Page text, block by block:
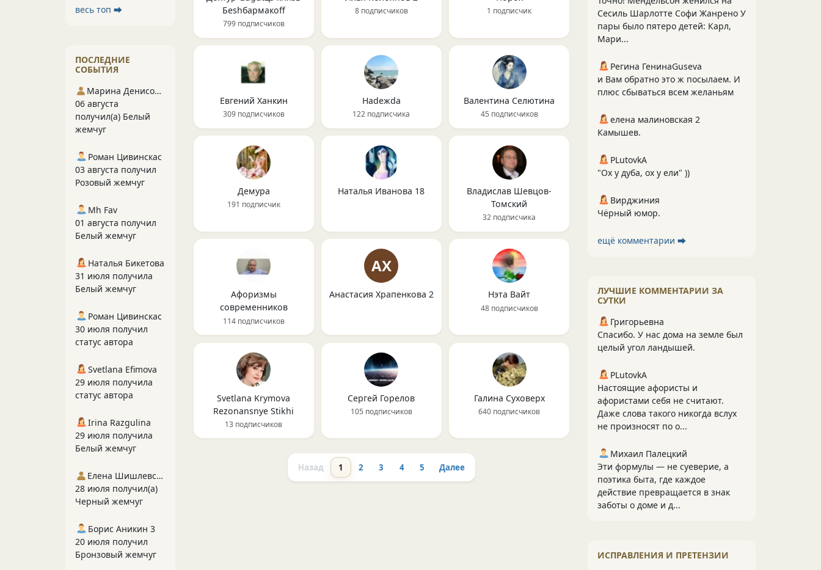
Беshбармакоff
799 подписчиков
8 подписчиков 1 подписчик
Евгений Ханкин
309 подписчиков
Нadeжda
122 подписчика
Валентина Селютина
45 подписчиков
Демура
191 подписчик
Наталья Иванова 18
Владислав Шевцов-
Томский
32 подписчика
Афоризмы
современников
114 подписчиков
АХ
Анастасия Храпенкова 2 Нэта Вайт
48 подписчиков
Svetlana Krymova
Rezonansnye Stikhi
13 подписчиков
Сергей Горелов
105 подписчиков
Галина Суховерх
640 подписчиков
Назад 1 2 3 4 5 Далее
Сесиль Шарлотте Софи Жанрено У
пары было пятеро детей: Карл,
Мари...
Регина ГенинаGuseva
и Вам обратно это ж посылаем. И
плюс сбываться всем желаньям
елена малиновская 2
Камышев.
PLutоvkА
"Ох у дуба, ох у ели" ))
Вирджиния
Чёрный юмор.
ещё комментарии ⮕
ЛУЧШИЕ КОММЕНТАРИИ ЗА
СУТКИ
Григорьевна
Спасибо. У нас дома на земле был
целый угол ландышей.
PLutоvkА
Настоящие афористы и
афористами себя не считают.
Даже слова такого никогда вслух
не произносят по о...
Михаил Палецкий
Эти формулы — не суеверие, а
поэтика быта, где каждое
действие превращается в знак
заботы о доме и д...
ИСПРАВЛЕНИЯ И ПРЕТЕНЗИИ
весь топ ⮕
ПОСЛЕДНИЕ
СОБЫТИЯ
Марина Денисова 5
06 августа
получил(а) Белый
жемчуг
Роман Цивинскас
03 августа получил
Розовый жемчуг
Mh Fav
01 августа получил
Белый жемчуг
Наталья Бикетова
31 июля получила
Белый жемчуг
Роман Цивинскас
30 июля получил
статус автора
Svetlana Efimova
29 июля получила
статус автора
Irina Razgulina
29 июля получила
Белый жемчуг
Елена Шишлевская
28 июля получил(а)
Черный жемчуг
Борис Аникин 3
20 июля получил
Бронзовый жемчуг